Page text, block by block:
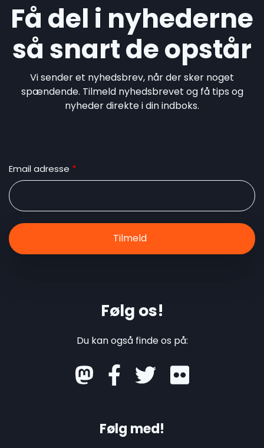
Få del i nyhederne
så snart de opstår
Vi sender et nyhedsbrev, når der sker noget
spændende. Tilmeld nyhedsbrevet og få tips og
nyheder direkte i din indboks.
Email adresse
Følg os!
Du kan også finde os på:
mastodon
Følg med!